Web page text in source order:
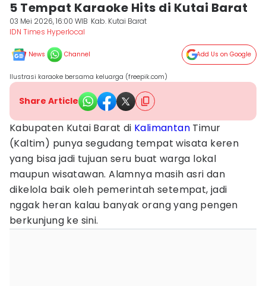
5 Tempat Karaoke Hits di Kutai Barat
03 Mei 2026, 16:00 WIB Kab. Kutai Barat
IDN Times Hyperlocal
News Channel Add Us on Google
Ilustrasi karaoke bersama keluarga (freepik.com)
Share Article
Kabupaten Kutai Barat di Kalimantan Timur
(Kaltim) punya segudang tempat wisata keren
yang bisa jadi tujuan seru buat warga lokal
maupun wisatawan. Alamnya masih asri dan
dikelola baik oleh pemerintah setempat, jadi
nggak heran kalau banyak orang yang pengen
berkunjung ke sini.